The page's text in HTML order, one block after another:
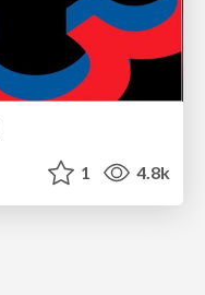
1 4.8k